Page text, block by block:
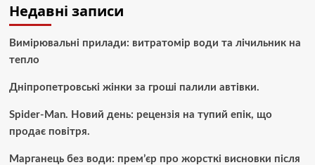
Недавні записи
Вимірювальні прилади: витратомір води та лічильник на
тепло
Дніпропетровські жінки за гроші палили автівки.
Spider-Man. Новий день: рецензія на тупий епік, що
продає повітря.
Марганець без води: прем’єр про жорсткі висновки після